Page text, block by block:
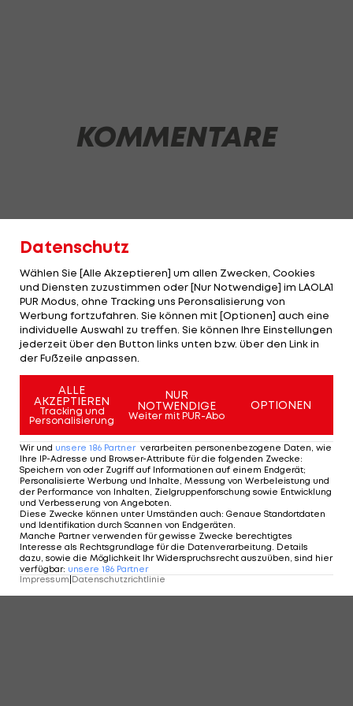
KOMMENTARE
Datenschutz
Wählen Sie [Alle Akzeptieren] um allen Zwecken, Cookies
und Diensten zuzustimmen oder [Nur Notwendige] im LAOLA1
PUR Modus, ohne Tracking uns Peronsalisierung von
Werbung fortzufahren. Sie können mit [Optionen] auch eine
individuelle Auswahl zu treffen. Sie können Ihre Einstellungen
jederzeit über den Button links unten bzw. über den Link in
der Fußzeile anpassen.
ALLE
AKZEPTIEREN
Tracking und
Personalisierung
NUR
NOTWENDIGE
Weiter mit PUR-Abo
OPTIONEN
Wir und unsere 186 Partner verarbeiten personenbezogene Daten, wie
Ihre IP-Adresse und Browser-Attribute für die folgenden Zwecke:
Speichern von oder Zugriff auf Informationen auf einem Endgerät;
Personalisierte Werbung und Inhalte, Messung von Werbeleistung und
der Performance von Inhalten, Zielgruppenforschung sowie Entwicklung
und Verbesserung von Angeboten.
Diese Zwecke können unter Umständen auch: Genaue Standortdaten
und Identifikation durch Scannen von Endgeräten.
Manche Partner verwenden für gewisse Zwecke berechtigtes
Interesse als Rechtsgrundlage für die Datenverarbeitung. Details
dazu, sowie die Möglichkeit Ihr Widerspruchsrecht auszuüben, sind hier
verfügbar: unsere 186 Partner
Impressum Datenschutzrichtlinie